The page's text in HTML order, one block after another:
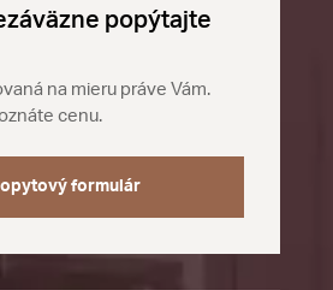
popýtajte
na mieru práve Vám.
cenu.
formulár